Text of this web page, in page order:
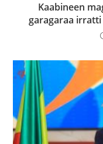
Kaabineen
garagaraa